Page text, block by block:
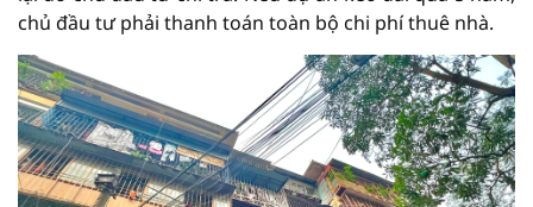
chủ đầu tư phải thanh toán toàn bộ chi phí thuê nhà.